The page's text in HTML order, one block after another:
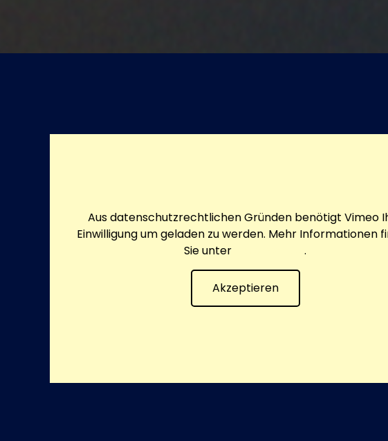
Aus datenschutzrechtlichen Gründen benötigt Vimeo
Einwilligung um geladen zu werden. Mehr Informationen
Sie unter
.
Akzeptieren